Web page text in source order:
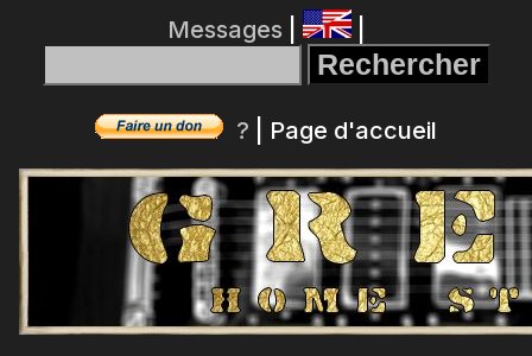
Messages |
? Page d'accueil